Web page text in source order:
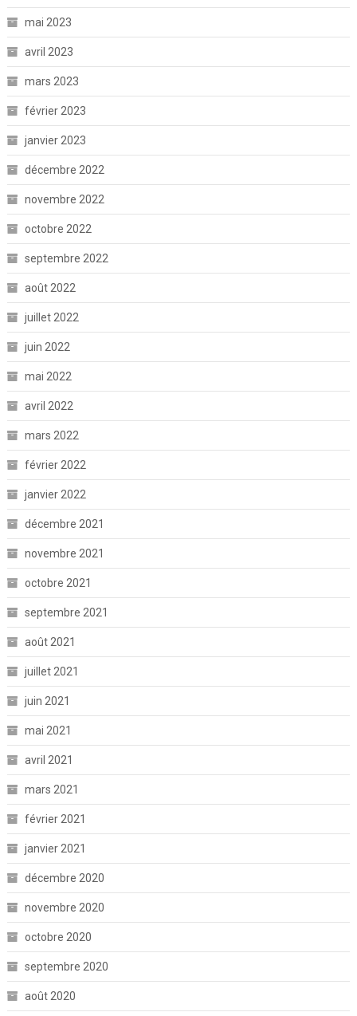
mai 2023
avril 2023
mars 2023
février 2023
janvier 2023
décembre 2022
novembre 2022
octobre 2022
septembre 2022
août 2022
juillet 2022
juin 2022
mai 2022
avril 2022
mars 2022
février 2022
janvier 2022
décembre 2021
novembre 2021
octobre 2021
septembre 2021
août 2021
juillet 2021
juin 2021
mai 2021
avril 2021
mars 2021
février 2021
janvier 2021
décembre 2020
novembre 2020
octobre 2020
septembre 2020
août 2020